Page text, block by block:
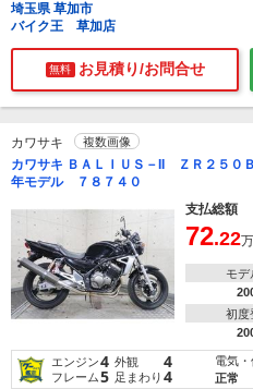
埼玉県 草加市
バイク王 草加店
無料 お見積り/お問合せ
カワサキ 複数画像
カワサキ ＢＡＬＩＵＳ－II ＺＲ２５０
年モデル ７８７４０
支払総額
72.22
モデ
初度
エンジン4 外観 4
フレーム5 足まわり 4
電気
正常